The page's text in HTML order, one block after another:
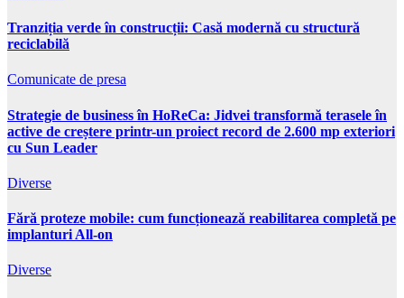
Tranziția verde în construcții: Casă modernă cu structură
reciclabilă
Comunicate de presa
Strategie de business în HoReCa: Jidvei transformă terasele în
active de creștere printr-un proiect record de 2.600 mp exteriori
cu Sun Leader
Diverse
Fără proteze mobile: cum funcționează reabilitarea completă pe
implanturi All-on
Diverse